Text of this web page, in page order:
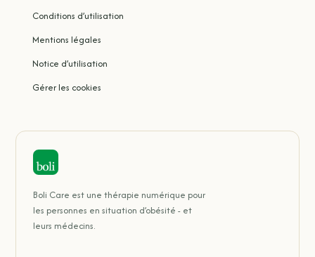
Conditions d’utilisation
Mentions légales
Notice d’utilisation
Gérer les cookies
Boli Care est une thérapie numérique pour
les personnes en situation d’obésité - et
leurs médecins.